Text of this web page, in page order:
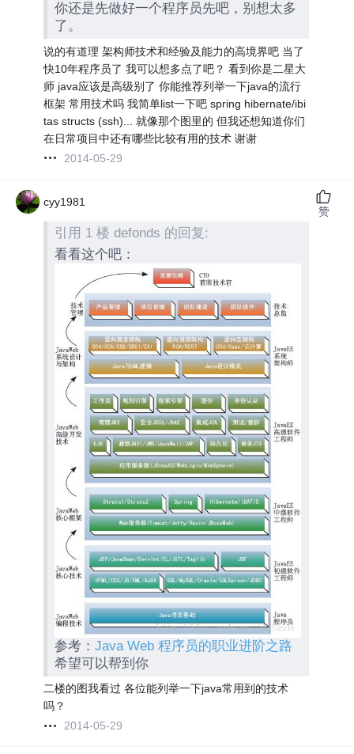
你还是先做好一个程序员先吧，别想太多
了。
说的有道理 架构师技术和经验及能力的高境界吧 当了
快10年程序员了 我可以想多点了吧？ 看到你是二星大
师 java应该是高级别了 你能推荐列举一下java的流行
框架 常用技术吗 我简单list一下吧 spring hibernate/ibi
tas structs (ssh)... 就像那个图里的 但我还想知道你们
在日常项目中还有哪些比较有用的技术 谢谢
2014-05-29
cyy1981
引用 1 楼 defonds 的回复:
看看这个吧：
参考：Java Web 程序员的职业进阶之路
希望可以帮到你
二楼的图我看过 各位能列举一下java常用到的技术
吗？
2014-05-29
赞